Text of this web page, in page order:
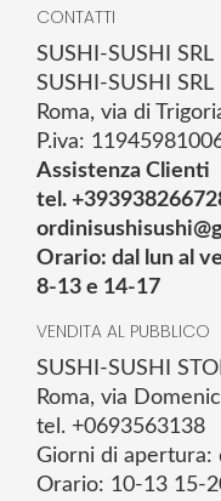
CONTATTI
SUSHI-SUSHI SRL
SUSHI-SUSHI SRL
Roma, via di
P.iva:
Assistenza Clienti
tel.
Orario: dal lun al
8-13 e 14-17
VENDITA AL PUBBLICO
SUSHI-SUSHI
Roma, via
tel. +0693563138
Giorni di apertura:
Orario: 10-13 15-